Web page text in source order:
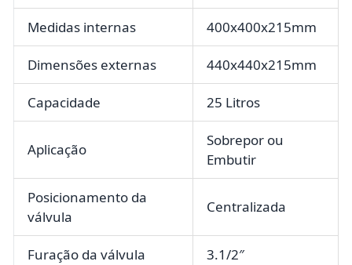
Medidas internas 400x400x215mm
Dimensões externas 440x440x215mm
Capacidade 25 Litros
Aplicação
Sobrepor ou
Embutir
Posicionamento da
válvula
Centralizada
Furação da válvula 3.1/2″